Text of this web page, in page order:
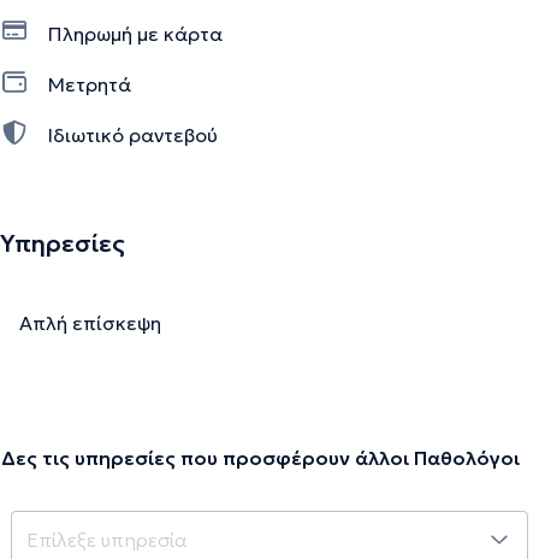
Πληρωμή με κάρτα
Μετρητά
Ιδιωτικό ραντεβού
Υπηρεσίες
Απλή επίσκεψη
Δες τις υπηρεσίες που προσφέρουν άλλοι Παθολόγοι